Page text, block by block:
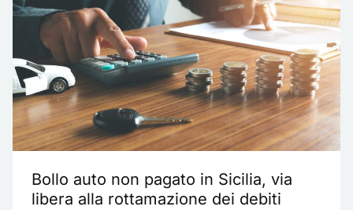
Bollo auto non pagato in Sicilia, via
libera alla rottamazione dei debiti